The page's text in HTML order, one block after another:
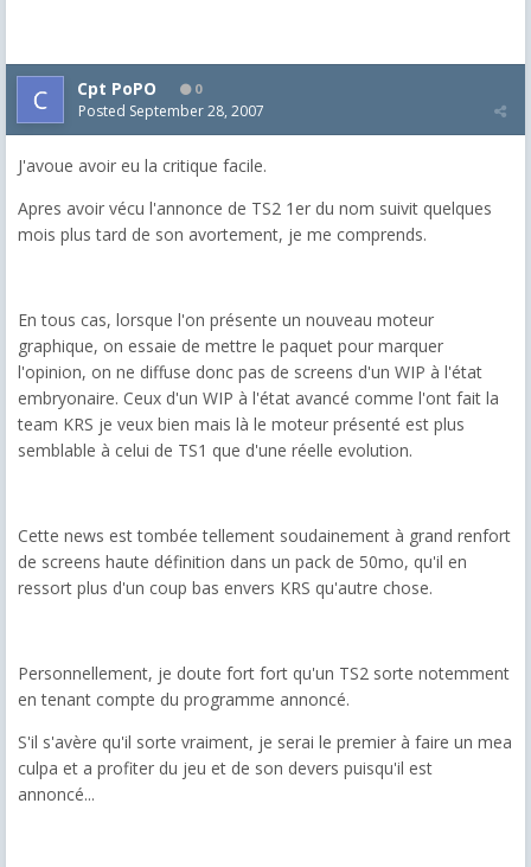
Cpt PoPO 0
Posted September 28, 2007
J'avoue avoir eu la critique facile.
Apres avoir vécu l'annonce de TS2 1er du nom suivit quelques
mois plus tard de son avortement, je me comprends.
En tous cas, lorsque l'on présente un nouveau moteur
graphique, on essaie de mettre le paquet pour marquer
l'opinion, on ne diffuse donc pas de screens d'un WIP à l'état
embryonaire. Ceux d'un WIP à l'état avancé comme l'ont fait la
team KRS je veux bien mais là le moteur présenté est plus
semblable à celui de TS1 que d'une réelle evolution.
Cette news est tombée tellement soudainement à grand renfort
de screens haute définition dans un pack de 50mo, qu'il en
ressort plus d'un coup bas envers KRS qu'autre chose.
Personnellement, je doute fort fort qu'un TS2 sorte notemment
en tenant compte du programme annoncé.
S'il s'avère qu'il sorte vraiment, je serai le premier à faire un mea
culpa et a profiter du jeu et de son devers puisqu'il est
annoncé...